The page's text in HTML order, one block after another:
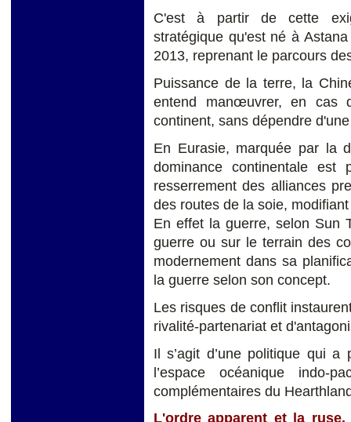
C'est à partir de cette
stratégique qu'est né à
2013, reprenant le parcours
Puissance de la terre, la
entend manœuvrer, en cas
continent, sans dépendre
En Eurasie, marquée par la
dominance continentale
resserrement des alliances
des routes de la soie,
En effet la guerre, selon Sun
guerre ou sur le terrain des
modernement dans sa
la guerre selon son concept.
Les risques de conflit
rivalité-partenariat et
Il s’agit d’une politique qui
l’espace océanique indo-
complémentaires du
L'ordre apparent et la